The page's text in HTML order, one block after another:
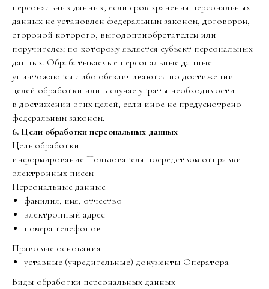
персональных данных, если срок хранения персональных
данных не установлен федеральным законом, договором,
стороной которого, выгодоприобретателем или
поручителем по которому является субъект персональных
данных. Обрабатываемые персональные данные
уничтожаются либо обезличиваются по достижении
целей обработки или в случае утраты необходимости
в достижении этих целей, если иное не предусмотрено
федеральным законом.
6. Цели обработки персональных данных
Цель обработки
информирование Пользователя посредством отправки
электронных писем
Персональные данные
фамилия, имя, отчество
электронный адрес
номера телефонов
Правовые основания
уставные (учредительные) документы Оператора
Виды обработки персональных данных